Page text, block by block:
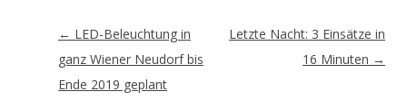
Artikel-
Navigation
← LED-Beleuchtung in
ganz Wiener Neudorf bis
Ende 2019 geplant
Letzte Nacht: 3 Einsätze in
16 Minuten →